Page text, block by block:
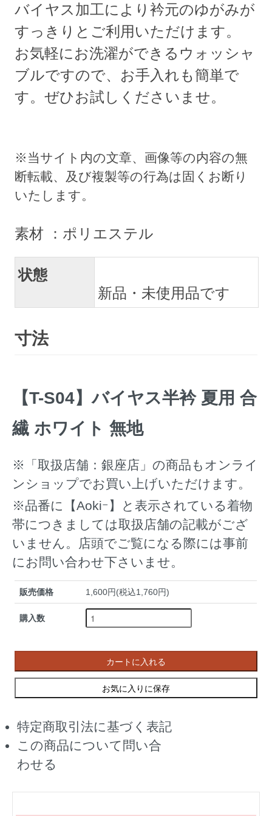
バイヤス加工により衿元のゆがみが
すっきりとご利用いただけます。
お気軽にお洗濯ができるウォッシャ
ブルですので、お手入れも簡単で
す。ぜひお試しくださいませ。
素材 ：ポリエステル
状態
新品・未使用品です
寸法
【T-S04】バイヤス半衿 夏用 合
繊 ホワイト 無地
※「取扱店舗：銀座店」の商品もオンライ
ンショップでお買い上げいただけます。
※品番に【Aokiｰ】と表示されている着物
帯につきましては取扱店舗の記載がござ
いません。店頭でご覧になる際には事前
にお問い合わせ下さいませ。
販売価格 1,600円(税込1,760円)
購入数
カートに入れる
お気に入りに保存
特定商取引法に基づく表記
この商品について問い合
わせる